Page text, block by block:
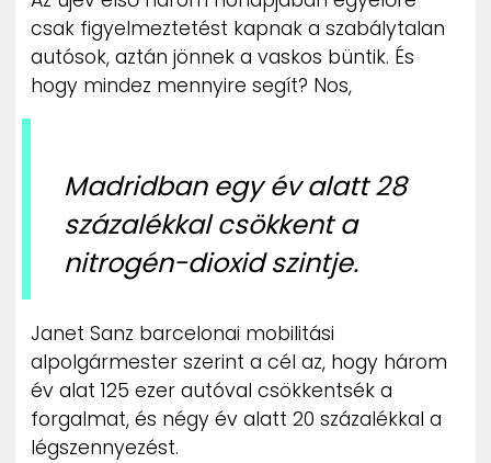
csak figyelmeztetést kapnak a szabálytalan
autósok, aztán jönnek a vaskos büntik. És
hogy mindez mennyire segít? Nos,
Madridban egy év alatt 28
százalékkal csökkent a
nitrogén-dioxid szintje.
Janet Sanz barcelonai mobilitási
alpolgármester szerint a cél az, hogy három
év alat 125 ezer autóval csökkentsék a
forgalmat, és négy év alatt 20 százalékkal a
légszennyezést.